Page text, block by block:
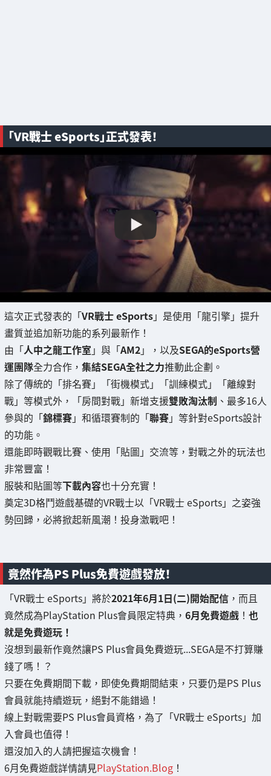
「VR戰士 eSports」正式發表！
這次正式發表的「VR戰士 eSports」是使用「龍引擎」提升
畫質並追加新功能的系列最新作！
由「人中之龍工作室 」與「AM2」，以及SEGA的eSports營
運團隊全力合作， 集結SEGA全社之力推動此企劃。
除了傳統的「排名賽」「街機模式」「訓練模式」「離線對
戰」等模式外，「房間對戰」新增支援雙敗淘汰制 、最多16人
參與的「錦標賽」和循環賽制的「聯賽」等針對eSports設計
的功能。
還能即時觀戰比賽、使用「貼圖」交流等，對戰之外的玩法也
非常豐富！
服裝和貼圖等下載內容也十分充實！
奠定3D格鬥遊戲基礎的VR戰士以「VR戰士 eSports」之姿強
勢回歸，必將掀起新風潮！投身激戰吧！
竟然作為PS Plus免費遊戲發放！
「VR戰士 eSports」將於2021年6月1日(二)開始配信 ，而且
竟然成為PlayStation Plus會員限定特典， 6月免費遊戲 ！ 也
就是免費遊玩！
沒想到最新作竟然讓PS Plus會員免費遊玩...SEGA是不打算賺
錢了嗎！？
只要在免費期間下載，即使免費期間結束，只要仍是PS Plus
會員就能持續遊玩，絕對不能錯過！
線上對戰需要PS Plus會員資格，為了「VR戰士 eSports」加
入會員也值得！
還沒加入的人請把握這次機會！
6月免費遊戲詳情請見PlayStation.Blog ！